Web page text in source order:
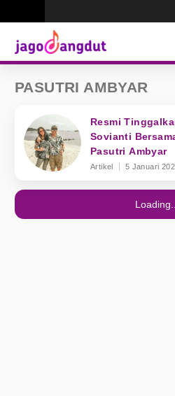
PASUTRI AMBYAR
Resmi
Sovianti
Pasutri Ambyar
Artikel 5 Januari
Loading...